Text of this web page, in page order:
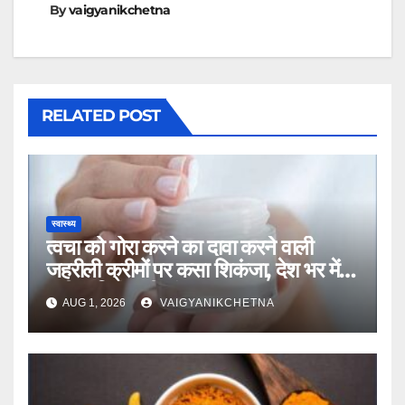
Byvaigyanikchetna
RELATED POST
स्वास्थ्य
त्वचा को गोरा करने का दावा करने वाली
जहरीली क्रीमों पर कसा शिकंजा, देश भर में
उठी प्रतिबंध की मांग
AUG 1, 2026 VAIGYANIKCHETNA